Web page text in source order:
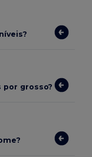
por grosso?